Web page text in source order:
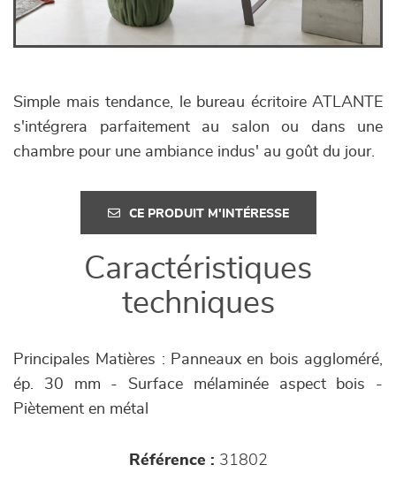
Simple mais tendance, le bureau écritoire ATLANTE
s'intégrera parfaitement au salon ou dans une
chambre pour une ambiance indus' au goût du jour.
CE PRODUIT M'INTÉRESSE
Caractéristiques
techniques
Principales Matières : Panneaux en bois aggloméré,
ép. 30 mm - Surface mélaminée aspect bois -
Piètement en métal
Référence : 31802